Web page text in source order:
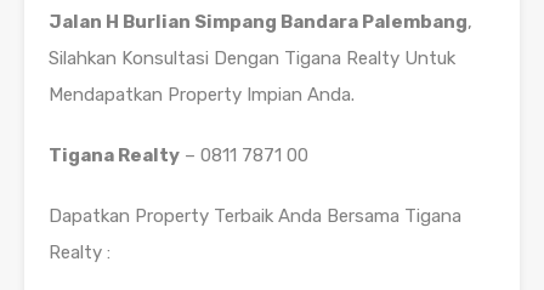
Jalan H Burlian Simpang Bandara Palembang,
Silahkan Konsultasi Dengan Tigana Realty Untuk
Mendapatkan Property Impian Anda.
Tigana Realty – 0811 7871 00
Dapatkan Property Terbaik Anda Bersama Tigana
Realty :